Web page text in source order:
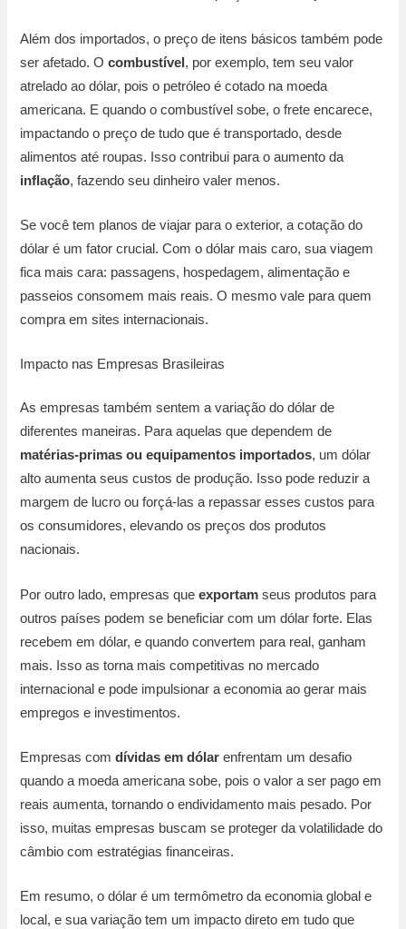
Além dos importados, o preço de itens básicos também pode
ser afetado. Ocombustível , por exemplo, tem seu valor
atrelado ao dólar, pois o petróleo é cotado na moeda
americana. E quando o combustível sobe, o frete encarece,
impactando o preço de tudo que é transportado, desde
alimentos até roupas. Isso contribui para o aumento da
inflação, fazendo seu dinheiro valer menos.
Se você tem planos de viajar para o exterior, a cotação do
dólar é um fator crucial. Com o dólar mais caro, sua viagem
fica mais cara: passagens, hospedagem, alimentação e
passeios consomem mais reais. O mesmo vale para quem
compra em sites internacionais.
Impacto nas Empresas Brasileiras
As empresas também sentem a variação do dólar de
diferentes maneiras. Para aquelas que dependem de
matérias-primas ou equipamentos importados, um dólar
alto aumenta seus custos de produção. Isso pode reduzir a
margem de lucro ou forçá-las a repassar esses custos para
os consumidores, elevando os preços dos produtos
nacionais.
Por outro lado, empresas queexportam seus produtos para
outros países podem se beneficiar com um dólar forte. Elas
recebem em dólar, e quando convertem para real, ganham
mais. Isso as torna mais competitivas no mercado
internacional e pode impulsionar a economia ao gerar mais
empregos e investimentos.
Empresas comdívidas em dólar enfrentam um desafio
quando a moeda americana sobe, pois o valor a ser pago em
reais aumenta, tornando o endividamento mais pesado. Por
isso, muitas empresas buscam se proteger da volatilidade do
câmbio com estratégias financeiras.
Em resumo, o dólar é um termômetro da economia global e
local, e sua variação tem um impacto direto em tudo que